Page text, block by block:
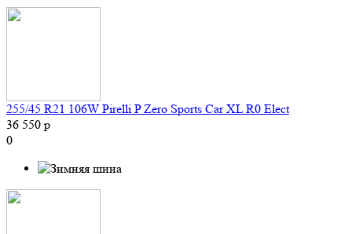
255/45 R21 106W Pirelli P Zero Sports Car XL R0 Elect
36 550 р
0